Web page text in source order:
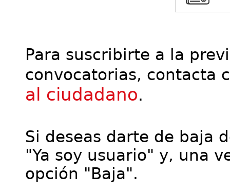
Para suscribirte a la
convocatorias, contacta
al ciudadano.
Si deseas darte de baja
"Ya soy usuario" y, una
opción "Baja".